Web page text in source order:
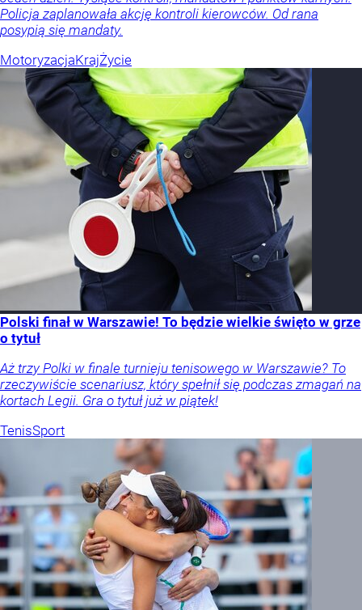
Policja zaplanowała akcję kontroli kierowców. Od rana
posypią się mandaty.
MotoryzacjaKrajŻycie
Polski finał w Warszawie! To będzie wielkie święto w grze
o tytuł
Aż trzy Polki w finale turnieju tenisowego w Warszawie? To
rzeczywiście scenariusz, który spełnił się podczas zmagań na
kortach Legii. Gra o tytuł już w piątek!
TenisSport